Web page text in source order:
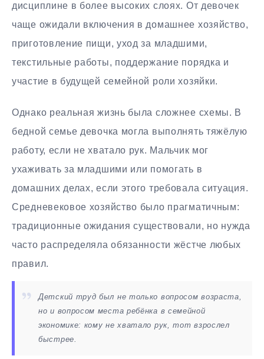
дисциплине в более высоких слоях. От девочек
чаще ожидали включения в домашнее хозяйство,
приготовление пищи, уход за младшими,
текстильные работы, поддержание порядка и
участие в будущей семейной роли хозяйки.
Однако реальная жизнь была сложнее схемы. В
бедной семье девочка могла выполнять тяжёлую
работу, если не хватало рук. Мальчик мог
ухаживать за младшими или помогать в
домашних делах, если этого требовала ситуация.
Средневековое хозяйство было прагматичным:
традиционные ожидания существовали, но нужда
часто распределяла обязанности жёстче любых
правил.
Детский труд был не только вопросом возраста,
но и вопросом места ребёнка в семейной
экономике: кому не хватало рук, тот взрослел
быстрее.